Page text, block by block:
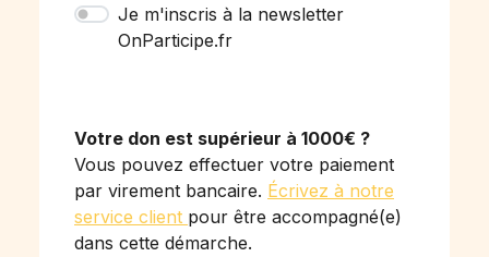
Je m'inscris à la newsletter
OnParticipe.fr
Votre don est supérieur à 1000€ ?
Vous pouvez effectuer votre paiement
par virement bancaire. Écrivez à notre
service client pour être accompagné(e)
dans cette démarche.